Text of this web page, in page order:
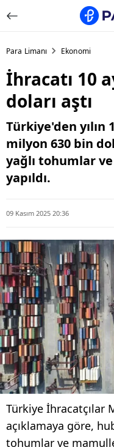
Para Limanı Ekonomi
İhracatı 10
doları aştı
Türkiye'den yılın
milyon 630 bin
yağlı tohumlar
yapıldı.
09 Kasım 2025 20:36
Türkiye İhracatçılar
açıklamaya göre,
tohumlar ve